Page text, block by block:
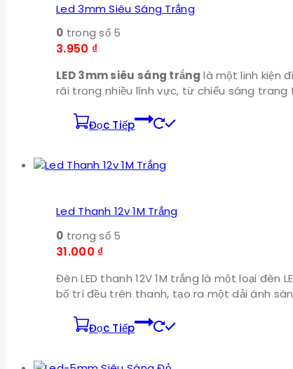
Led 3mm Siêu Sáng Trắng
0 trong số 5
3.950 ₫
LED 3mm siêu sáng trắng là một linh kiện
rãi trong nhiều lĩnh vực, từ chiếu sáng
Đọc Tiếp
Led Thanh 12v 1M Trắng
0 trong số 5
31.000 ₫
Đèn LED thanh 12V 1M trắng là một loại
bố trí đều trên thanh, tạo ra một dải ánh
Đọc Tiếp